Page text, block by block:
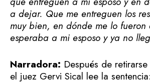
a dejar. Que me entreguen los
muy bien, en dónde me lo
esperaba a mi esposo y ya no
Narradora: Después de
el juez Gervi Sical lee la sentencia: